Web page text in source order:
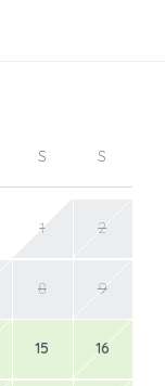
S S
1 2
8 9
15 16